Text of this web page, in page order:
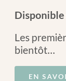
Disponible
Les
bientôt…
EN